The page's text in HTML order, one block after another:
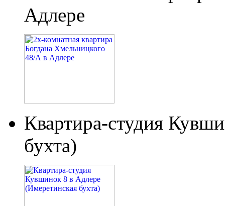
Адлере
Квартира-студия
бухта)